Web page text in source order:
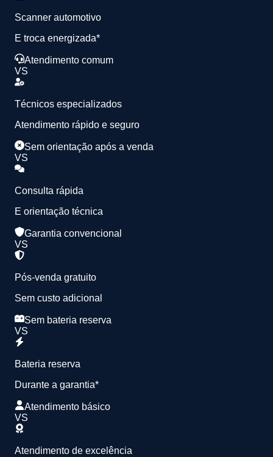
Scanner automotivo
E troca energizada*
Atendimento comum
VS
Técnicos especializados
Atendimento rápido e seguro
Sem orientação após a venda
VS
Consulta rápida
E orientação técnica
Garantia convencional
VS
Pós-venda gratuito
Sem custo adicional
Sem bateria reserva
VS
Bateria reserva
Durante a garantia*
Atendimento básico
VS
Atendimento de excelência